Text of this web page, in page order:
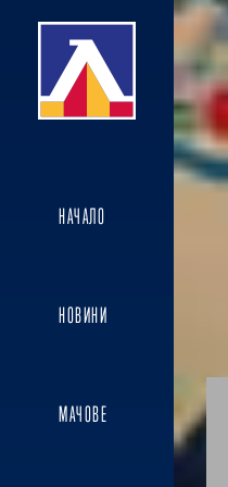
НАЧАЛО
НОВИНИ
МАЧОВЕ